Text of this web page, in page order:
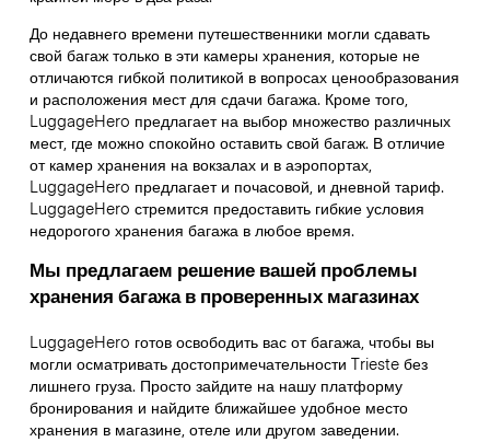
До недавнего времени путешественники могли сдавать
свой багаж только в эти камеры хранения, которые не
отличаются гибкой политикой в вопросах ценообразования
и расположения мест для сдачи багажа. Кроме того,
LuggageHero предлагает на выбор множество различных
мест, где можно спокойно оставить свой багаж. В отличие
от камер хранения на вокзалах и в аэропортах,
LuggageHero предлагает и почасовой, и дневной тариф.
LuggageHero стремится предоставить гибкие условия
недорогого хранения багажа в любое время.
Мы предлагаем решение вашей проблемы
хранения багажа в проверенных магазинах
LuggageHero готов освободить вас от багажа, чтобы вы
могли осматривать достопримечательности Trieste без
лишнего груза. Просто зайдите на нашу платформу
бронирования и найдите ближайшее удобное место
хранения в магазине, отеле или другом заведении.